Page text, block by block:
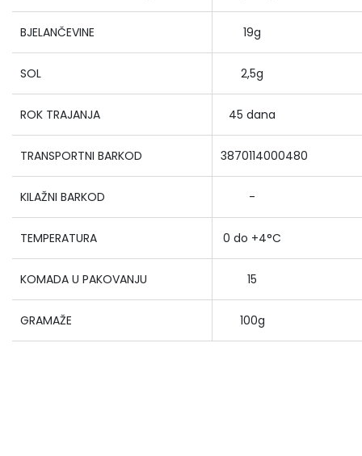
BJELANČEVINE 19g
SOL 2,5g
ROK TRAJANJA 45 dana
TRANSPORTNI BARKOD 3870114000480
KILAŽNI BARKOD -
TEMPERATURA 0 do +4°C
KOMADA U PAKOVANJU 15
GRAMAŽE 100g